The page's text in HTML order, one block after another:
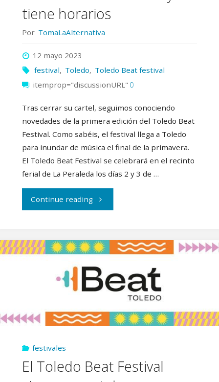
tiene horarios
Por TomaLaAlternativa
12 mayo 2023
festival, Toledo, Toledo Beat festival
itemprop="discussionURL" 0
Tras cerrar su cartel, seguimos conociendo
novedades de la primera edición del Toledo Beat
Festival. Como sabéis, el festival llega a Toledo
para inundar de música el final de la primavera.
El Toledo Beat Festival se celebrará en el recinto
ferial de La Peraleda los días 2 y 3 de …
Continue reading"El
Beat
Festival
ya
tiene
festivales
El Toledo Beat Festival